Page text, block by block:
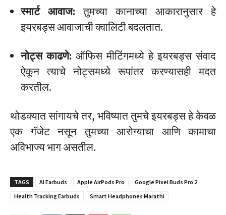
स्मार्ट आवाज: तुमच्या कानाच्या आकारानुसार हे
इयरबड्स आवाजाची क्वालिटी बदलतात.
नोट्स काढणे: ऑफिस मीटिंगमध्ये हे इयरबड्स संवाद
ऐकून त्याचे नोट्समध्ये रूपांतर करण्यासही मदत
करतील.
थोडक्यात सांगायचे तर, भविष्यात तुमचे इयरबड्स हे केवळ
एक गॅजेट नसून तुमच्या आरोग्याचा आणि कामाचा
अविभाज्य भाग असतील.
TAGS AI Earbuds Apple AirPods Pro
Google Pixel Buds Pro 2
Health Tracking Earbuds
Smart Headphones Marathi